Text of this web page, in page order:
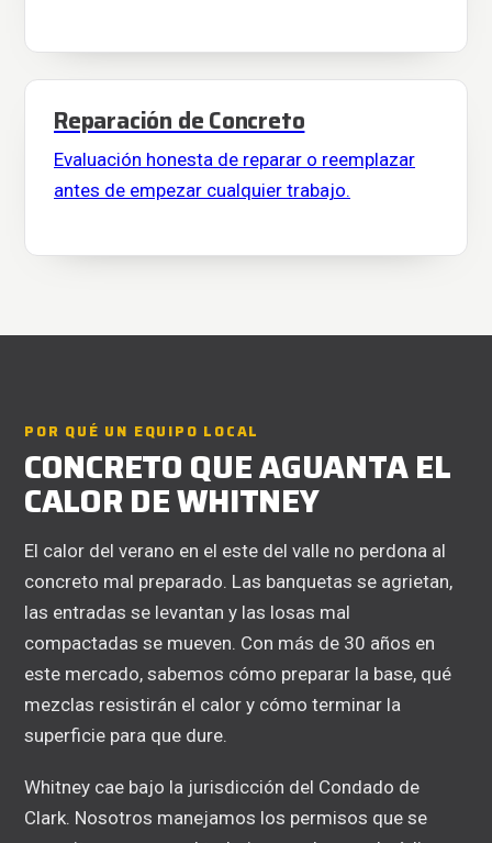
Reparación de Concreto
Evaluación honesta de reparar o reemplazar
antes de empezar cualquier trabajo.
POR QUÉ UN EQUIPO LOCAL
CONCRETO QUE AGUANTA EL
CALOR DE WHITNEY
El calor del verano en el este del valle no perdona al
concreto mal preparado. Las banquetas se agrietan,
las entradas se levantan y las losas mal
compactadas se mueven. Con más de 30 años en
este mercado, sabemos cómo preparar la base, qué
mezclas resistirán el calor y cómo terminar la
superficie para que dure.
Whitney cae bajo la jurisdicción del Condado de
Clark. Nosotros manejamos los permisos que se